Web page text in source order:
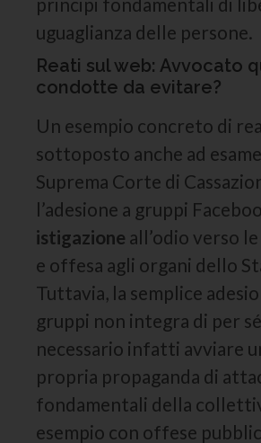
uguaglianza delle persone.
Reati sul web: Avvocato
condotte da evitare?
Un esempio concreto di
sottoposto anche ad
Suprema Corte di
l’adesione a gruppi
istigazione all’odio verso
e offesa agli organi dello
Tuttavia, la semplice
gruppi non integra di per
necessario infatti avviare
propria propaganda di
fondamentali della
esempio con offese